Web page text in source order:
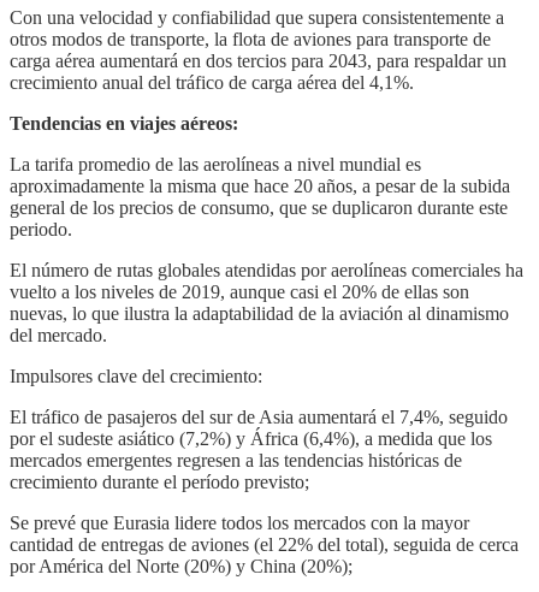
Con una velocidad y confiabilidad que supera consistentemente a
otros modos de transporte, la flota de aviones para transporte de
carga aérea aumentará en dos tercios para 2043, para respaldar un
crecimiento anual del tráfico de carga aérea del 4,1%.
Tendencias en viajes aéreos:
La tarifa promedio de las aerolíneas a nivel mundial es
aproximadamente la misma que hace 20 años, a pesar de la subida
general de los precios de consumo, que se duplicaron durante este
periodo.
El número de rutas globales atendidas por aerolíneas comerciales ha
vuelto a los niveles de 2019, aunque casi el 20% de ellas son
nuevas, lo que ilustra la adaptabilidad de la aviación al dinamismo
del mercado.
Impulsores clave del crecimiento:
El tráfico de pasajeros del sur de Asia aumentará el 7,4%, seguido
por el sudeste asiático (7,2%) y África (6,4%), a medida que los
mercados emergentes regresen a las tendencias históricas de
crecimiento durante el período previsto;
Se prevé que Eurasia lidere todos los mercados con la mayor
cantidad de entregas de aviones (el 22% del total), seguida de cerca
por América del Norte (20%) y China (20%);